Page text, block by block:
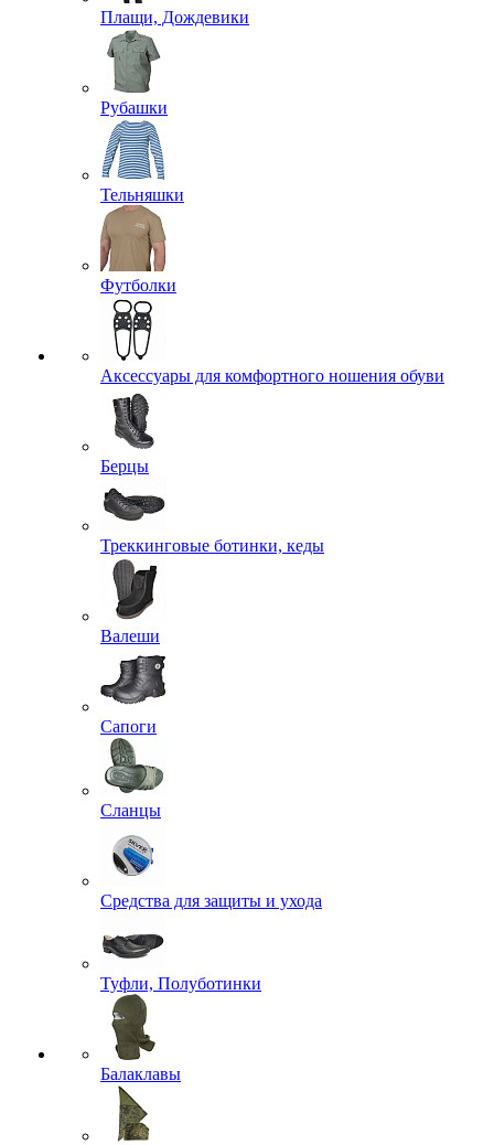
Плащи, Дождевики
Рубашки
Тельняшки
Футболки
Аксессуары для комфортного ношения обуви
Берцы
Треккинговые ботинки, кеды
Валеши
Сапоги
Сланцы
Средства для защиты и ухода
Туфли, Полуботинки
Балаклавы